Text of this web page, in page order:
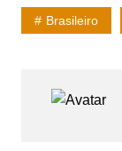
at
p
c
o
Brasileiro